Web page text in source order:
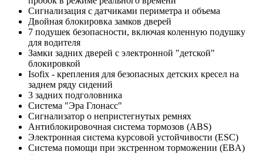
Сигнализация с датчиками периметра и объема
Двойная блокировка замков дверей
7 подушек безопасности, включая коленную подушку
для водителя
Замки задних дверей с электронной "детской"
блокировкой
Isofix - крепления для безопасных детских кресел на
заднем ряду сидений
3 задних подголовника
Система "Эра Глонасс"
Сигнализатор о непристегнутых ремнях
Антиблокировочная система тормозов (ABS)
Электронная система курсовой устойчивости (ESC)
Система помощи при экстренном торможении (EBA)